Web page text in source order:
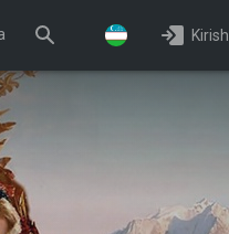
Kirish